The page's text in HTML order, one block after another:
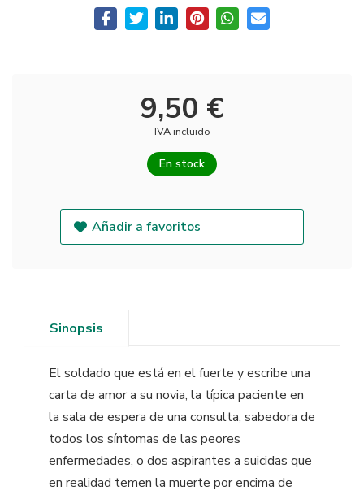
9,50 €
IVA incluido
En stock
Añadir a favoritos
Sinopsis
El soldado que está en el fuerte y escribe una
carta de amor a su novia, la típica paciente en
la sala de espera de una consulta, sabedora de
todos los síntomas de las peores
enfermedades, o dos aspirantes a suicidas que
en realidad temen la muerte por encima de